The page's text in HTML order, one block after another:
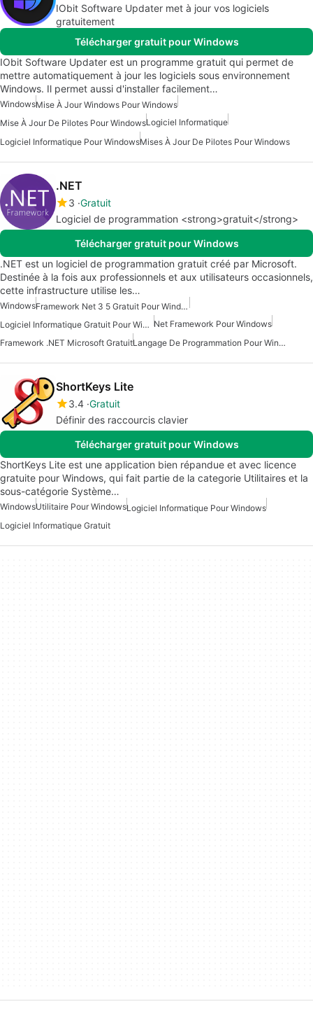
IObit Software Updater met à jour vos logiciels
gratuitement
Télécharger gratuit pour Windows
IObit Software Updater est un programme gratuit qui permet de
mettre automatiquement à jour les logiciels sous environnement
Windows. Il permet aussi d'installer facilement…
WindowsMise À Jour Windows Pour Windows
Mise À Jour De Pilotes Pour WindowsLogiciel Informatique
Logiciel Informatique Pour WindowsMises À Jour De Pilotes Pour Windows
.NET
3 Gratuit
Logiciel de programmation <strong>gratuit</strong>
Télécharger gratuit pour Windows
.NET est un logiciel de programmation gratuit créé par Microsoft.
Destinée à la fois aux professionnels et aux utilisateurs occasionnels,
cette infrastructure utilise les…
Windows
Framework Net 3 5 Gratuit Pour Windows
Logiciel Informatique Gratuit Pour Windows 7 Net Framework Pour Windows
Framework .NET Microsoft Gratuit
Langage De Programmation Pour Windows
ShortKeys Lite
3.4 Gratuit
Définir des raccourcis clavier
Télécharger gratuit pour Windows
ShortKeys Lite est une application bien répandue et avec licence
gratuite pour Windows, qui fait partie de la categorie Utilitaires et la
sous-catégorie Système…
WindowsUtilitaire Pour WindowsLogiciel Informatique Pour Windows
Logiciel Informatique Gratuit